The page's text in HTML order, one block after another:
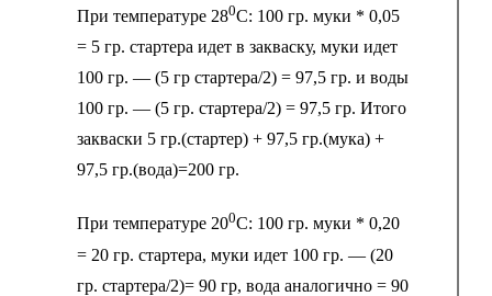
При температуре 280С: 100 гр. муки * 0,05
= 5 гр. стартера идет в закваску, муки идет
100 гр. — (5 гр стартера/2) = 97,5 гр. и воды
100 гр. — (5 гр. стартера/2) = 97,5 гр. Итого
закваски 5 гр.(стартер) + 97,5 гр.(мука) +
97,5 гр.(вода)=200 гр.
При температуре 200С: 100 гр. муки * 0,20
= 20 гр. стартера, муки идет 100 гр. — (20
гр. стартера/2)= 90 гр, вода аналогично = 90